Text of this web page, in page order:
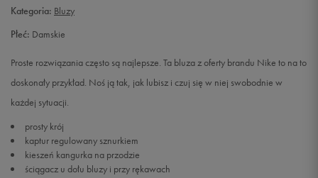
XL
Kategoria: Bluzy
Płeć: Damskie
Proste rozwiązania często są najlepsze. Ta bluza z oferty brandu Nike to na to
doskonały przykład. Noś ją tak, jak lubisz i czuj się w niej swobodnie w
każdej sytuacji.
prosty krój
kaptur regulowany sznurkiem
kieszeń kangurka na przodzie
ściągacz u dołu bluzy i przy rękawach